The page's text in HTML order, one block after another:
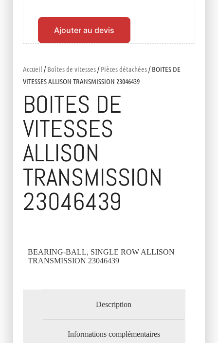
Accueil /Boîtes de vitesses/Pièces détachées/ BOITES DE
VITESSES ALLISON TRANSMISSION 23046439
BOITES DE
VITESSES
ALLISON
TRANSMISSION
23046439
BEARING-BALL, SINGLE ROW ALLISON
TRANSMISSION 23046439
Description
Informations complémentaires
Ajouter au devis